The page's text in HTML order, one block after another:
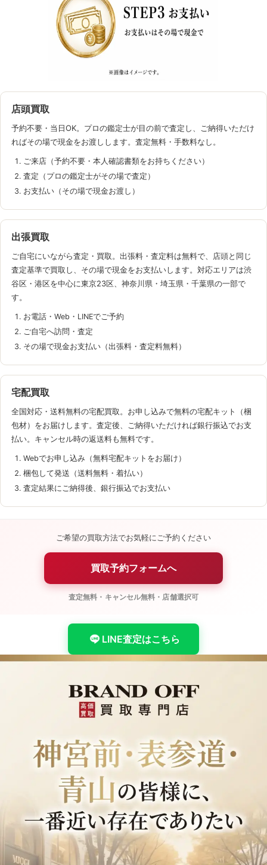
店頭買取
予約不要・当日OK。プロの鑑定士が目の前で査定し、ご納得いただけ
ればその場で現金をお渡しします。査定無料・手数料なし。
ご来店（予約不要・本人確認書類をお持ちください）
査定（プロの鑑定士がその場で査定）
お支払い（その場で現金お渡し）
出張買取
ご自宅にいながら査定・買取。出張料・査定料は無料で、店頭と同じ
査定基準で買取し、その場で現金をお支払いします。対応エリアは渋
谷区・港区を中心に東京23区、神奈川県・埼玉県・千葉県の一部で
す。
お電話・Web・LINEでご予約
ご自宅へ訪問・査定
その場で現金お支払い（出張料・査定料無料）
宅配買取
全国対応・送料無料の宅配買取。お申し込みで無料の宅配キット（梱
包材）をお届けします。査定後、ご納得いただければ銀行振込でお支
払い。キャンセル時の返送料も無料です。
Webでお申し込み（無料宅配キットをお届け）
梱包して発送（送料無料・着払い）
査定結果にご納得後、銀行振込でお支払い
ご希望の買取方法でお気軽にご予約ください
買取予約フォームへ
査定無料・キャンセル無料・店舗選択可
店長からのご挨拶
BRAND OFF ラ・ポルト青山店 店長紹介。店長からのご挨
LINE査定はこちら